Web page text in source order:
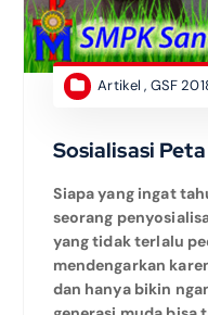
Artikel , GSF
Sosialisasi
Siapa yang ingat
seorang
yang tidak terlalu
mendengarkan
dan hanya bikin